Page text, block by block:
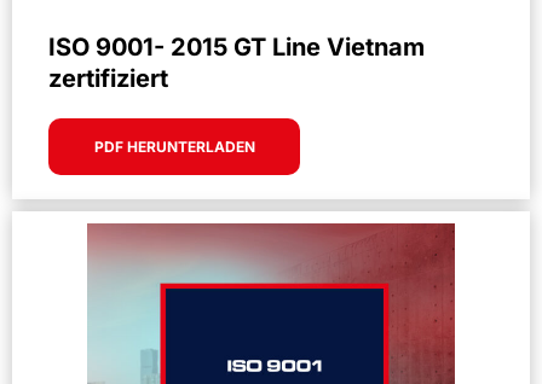
ISO 9001- 2015 GT Line Vietnam
zertifiziert
PDF HERUNTERLADEN